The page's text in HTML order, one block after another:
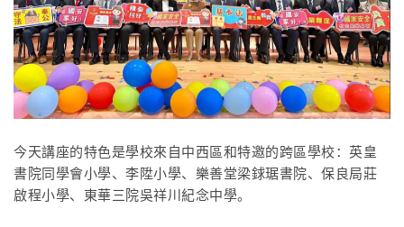
今天講座的特色是學校來自中西區和特邀的跨區學校：英皇
書院同學會小學、李陞小學、樂善堂梁銶琚書院、保良局莊
啟程小學、東華三院吳祥川紀念中學。